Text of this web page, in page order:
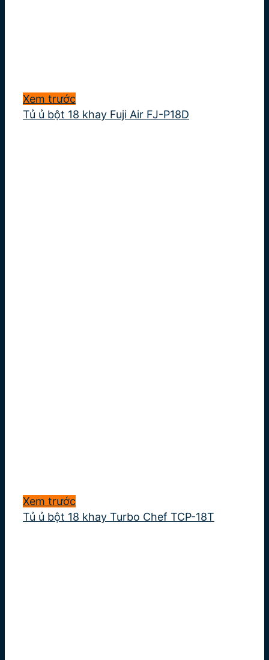
Xem trước
Tủ ủ bột 18 khay Fuji Air FJ-P18D
Xem trước
Tủ ủ bột 18 khay Turbo Chef TCP-18T